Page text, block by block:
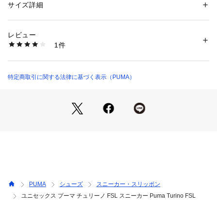
サッカーからインスピレーションを得た、懐かしさがあふれる
軽量なEVAミッドソールと人工皮革アッパーが最高の快適さを
かなえ、象徴的なプーマブランディングが古き良き魅力と時代
SoftFoam+: プーマ独自のクッションインソールで快適な着用
性別：レディース
素材：人工皮革、合成樹脂(EVA樹脂)、ゴム底
商品番号：
372861-03 （ショップ）
サイズ詳細
レビュー
1件
特定商取引に関する法律に基づく表示（PUMA）
PUMA シューズ
スニーカー・スリッポン
ユニセックス プーマ チュリーノ FSL スニーカー Puma Turino FSL